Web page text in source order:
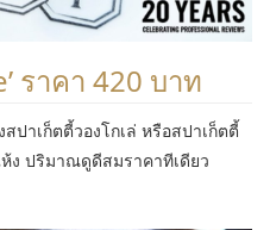
ราคา 420 บาท
ปาเก็ตตี้วองโกเล่ หรือสปาเก็ตตี้
ง ปริมาณดูดีสมราคาทีเดียว